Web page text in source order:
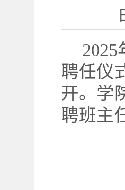
聘任仪
开。学
聘班主